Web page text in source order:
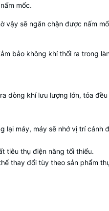
mốc.
vậy sẽ ngăn chặn được nấm
bảo không khí thổi ra trong
dòng khí lưu lượng lớn, tỏa
máy, máy sẽ nhớ vị trí cánh
tiêu thụ điện năng tối thiểu.
thay đổi tùy theo sản phẩm